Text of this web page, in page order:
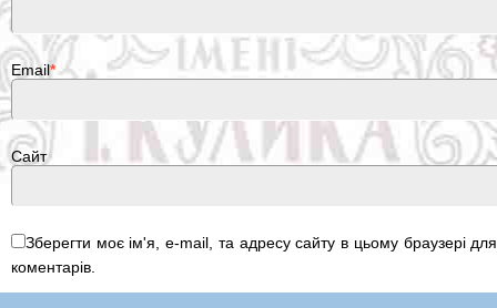
Email*
Сайт
Зберегти моє ім'я, e-mail, та адресу сайту в цьому браузері
коментарів.